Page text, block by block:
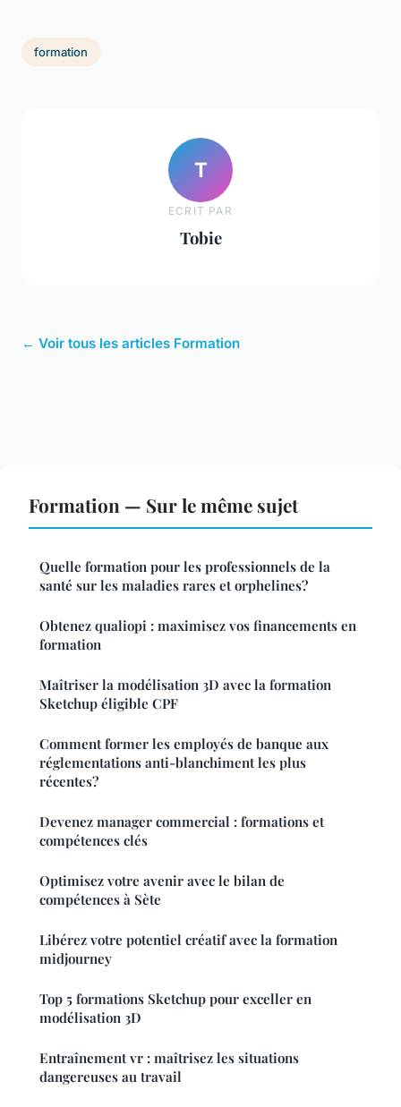
formation
T
ECRIT PAR
Tobie
← Voir tous les articles Formation
Formation — Sur le même sujet
Quelle formation pour les professionnels de la
santé sur les maladies rares et orphelines?
Obtenez qualiopi : maximisez vos financements en
formation
Maîtriser la modélisation 3D avec la formation
Sketchup éligible CPF
Comment former les employés de banque aux
réglementations anti-blanchiment les plus
récentes?
Devenez manager commercial : formations et
compétences clés
Optimisez votre avenir avec le bilan de
compétences à Sète
Libérez votre potentiel créatif avec la formation
midjourney
Top 5 formations Sketchup pour exceller en
modélisation 3D
Entraînement vr : maîtrisez les situations
dangereuses au travail